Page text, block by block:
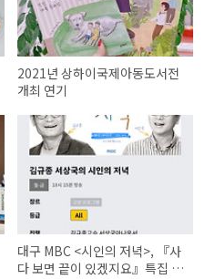
2021년 상하이국제아동도서전
개최 연기
대구 MBC <시인의 저녁>, 『사
다 보면 끝이 있겠지요』특집 후